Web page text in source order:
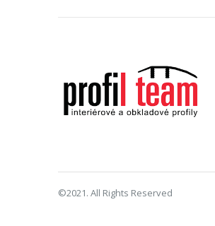
©2021. All Rights Reserved